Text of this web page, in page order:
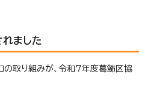
ました
の取り組みが、令和7年度葛飾区協